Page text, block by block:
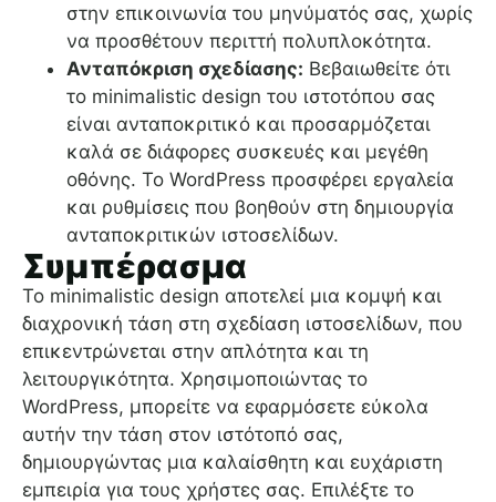
στην επικοινωνία του μηνύματός σας, χωρίς
να προσθέτουν περιττή πολυπλοκότητα.
Ανταπόκριση σχεδίασης: Βεβαιωθείτε ότι
το minimalistic design του ιστοτόπου σας
είναι ανταποκριτικό και προσαρμόζεται
καλά σε διάφορες συσκευές και μεγέθη
οθόνης. Το WordPress προσφέρει εργαλεία
και ρυθμίσεις που βοηθούν στη δημιουργία
ανταποκριτικών ιστοσελίδων.
Συμπέρασμα
Το minimalistic design αποτελεί μια κομψή και
διαχρονική τάση στη σχεδίαση ιστοσελίδων, που
επικεντρώνεται στην απλότητα και τη
λειτουργικότητα. Χρησιμοποιώντας το
WordPress, μπορείτε να εφαρμόσετε εύκολα
αυτήν την τάση στον ιστότοπό σας,
δημιουργώντας μια καλαίσθητη και ευχάριστη
εμπειρία για τους χρήστες σας. Επιλέξτε το